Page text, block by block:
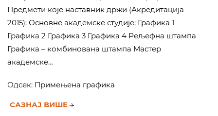
Предмети које наставник држи (Акредитација
2015): Основне академске студије: Графика 1
Графика 2 Графика 3 Графика 4 Рељефна штампа
Графика – комбинована штампа Мастер
академске…
Одсек: Примењена графика
САЗНАЈ ВИШЕ